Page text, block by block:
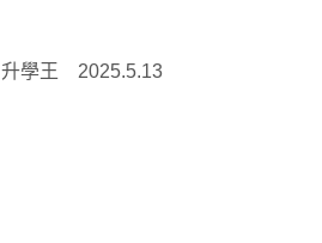
升學王 2025.5.13